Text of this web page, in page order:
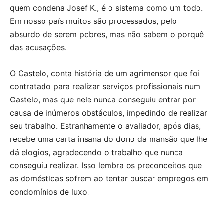
quem condena Josef K., é o sistema como um todo.
Em nosso país muitos são processados, pelo
absurdo de serem pobres, mas não sabem o porquê
das acusações.
O Castelo, conta história de um agrimensor que foi
contratado para realizar serviços profissionais num
Castelo, mas que nele nunca conseguiu entrar por
causa de inúmeros obstáculos, impedindo de realizar
seu trabalho. Estranhamente o avaliador, após dias,
recebe uma carta insana do dono da mansão que lhe
dá elogios, agradecendo o trabalho que nunca
conseguiu realizar. Isso lembra os preconceitos que
as domésticas sofrem ao tentar buscar empregos em
condomínios de luxo.